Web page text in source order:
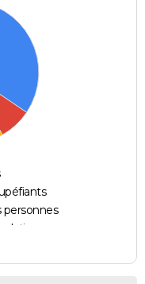
personnes